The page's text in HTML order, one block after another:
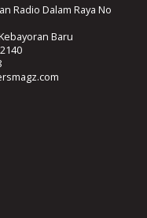
Radio Dalam Raya No
Baru